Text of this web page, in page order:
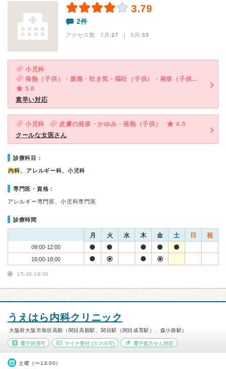
3.79
2件
アクセス数 7月:27 | 6月:33
小児科
発熱（子供）・腹痛・吐き気・嘔吐（子供）・発疹（子供）・咳・呼吸困難（子供）・下痢（子供）
5.0
素早い対応
小児科 皮膚の発疹・かゆみ・発熱（子供）
4.5
クールな女医さん
診療科目：
内科、アレルギー科、小児科
専門医・資格：
アレルギー専門医、小児科専門医
診療時間
月 火 水 木 金 土 日 祝
09:00-12:00
16:00-18:00
15:30-18:00
うえはら内科クリニック
大阪府大阪市旭区高殿（関目高殿駅、関目駅（関目成育駅）、森小路駅）
電子決済可 マイナ受付(スマホ可) 電子処方せん対応
土曜（〜13:00）